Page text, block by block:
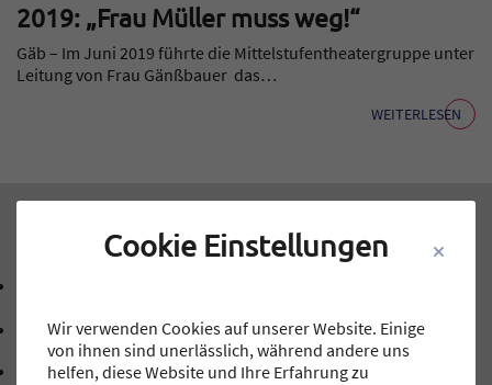
2019: „Frau Müller muss weg!“
Gäb – Im Juni 2019 führte die Mittelstufentheatergruppe unter
Leitung von Frau Gänßbauer das…
WEITERLESEN
mtg@stadt.erlangen.de
E-Mail Adresse: mtg@stadt.erlangen.de
Adresse:
Schillerstraße 12
Cookie Einstellungen
Wir verwenden Cookies auf unserer Website. Einige
von ihnen sind unerlässlich, während andere uns
helfen, diese Website und Ihre Erfahrung zu